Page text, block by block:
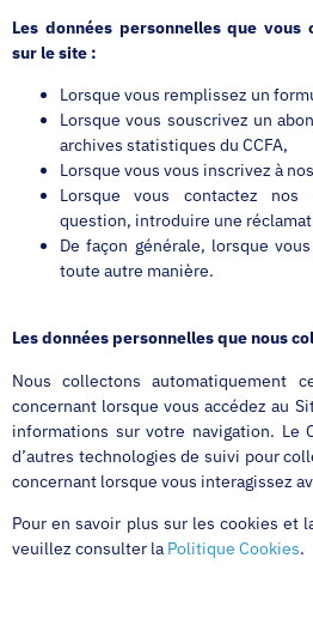
Les données personnelles que
sur le site :
Lorsque vous remplissez un
Lorsque vous souscrivez un
archives statistiques du CCFA,
Lorsque vous vous inscrivez à
Lorsque vous contactez
question, introduire une
De façon générale, lorsque
toute autre manière.
Les données personnelles que nous
Nous collectons automatiquement
concernant lorsque vous accédez au
informations sur votre navigation. Le
d’autres technologies de suivi pour
concernant lorsque vous interagissez
Pour en savoir plus sur les cookies et
veuillez consulter la Politique Cookies.